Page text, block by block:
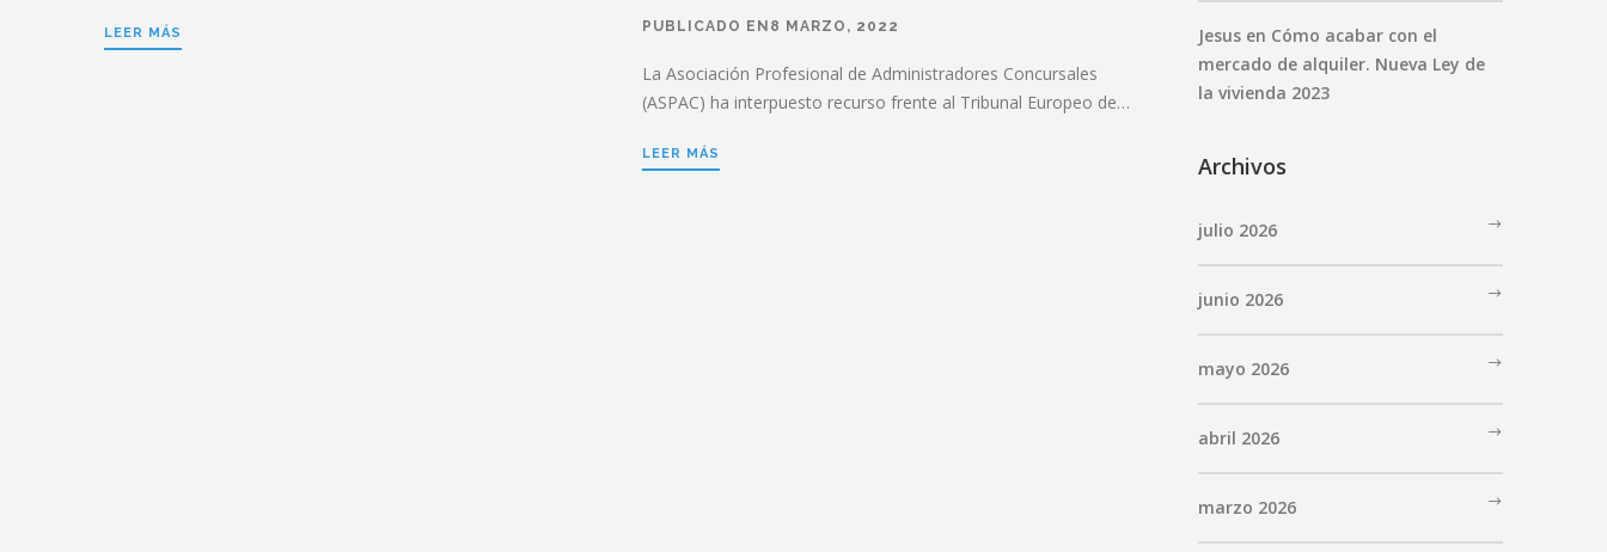
LEER MÁS PUBLICADO EN8 MARZO, 2022
La Asociación Profesional de Administradores Concursales
(ASPAC) ha interpuesto recurso frente al Tribunal Europeo de…
LEER MÁS
Jesus en Cómo acabar con el
mercado de alquiler. Nueva Ley de
la vivienda 2023
Archivos
julio 2026
junio 2026
mayo 2026
abril 2026
marzo 2026